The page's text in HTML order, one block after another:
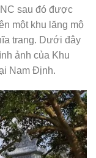
sau đó được
một khu lăng mộ
trang. Dưới đây
ảnh của Khu
Nam Định.